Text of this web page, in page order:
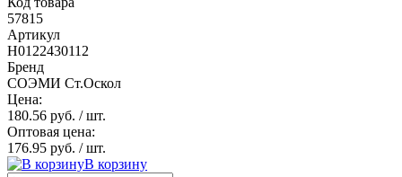
57815
Артикул
Н0122430112
Бренд
СОЭМИ Ст.Оскол
Цена:
180.56 руб. / шт.
Оптовая цена:
176.95 руб. / шт.
В корзину